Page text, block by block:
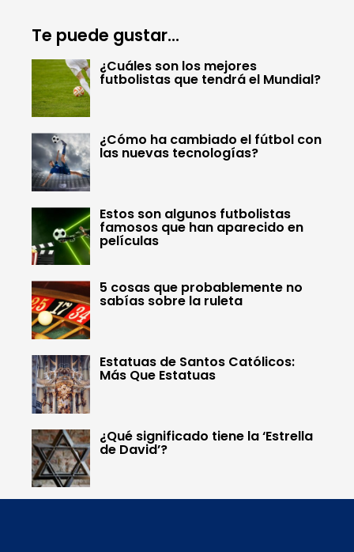
Te puede gustar...
¿Cuáles son los mejores
futbolistas que tendrá el Mundial?
¿Cómo ha cambiado el fútbol con
las nuevas tecnologías?
Estos son algunos futbolistas
famosos que han aparecido en
películas
5 cosas que probablemente no
sabías sobre la ruleta
Estatuas de Santos Católicos:
Más Que Estatuas
¿Qué significado tiene la ‘Estrella
de David’?